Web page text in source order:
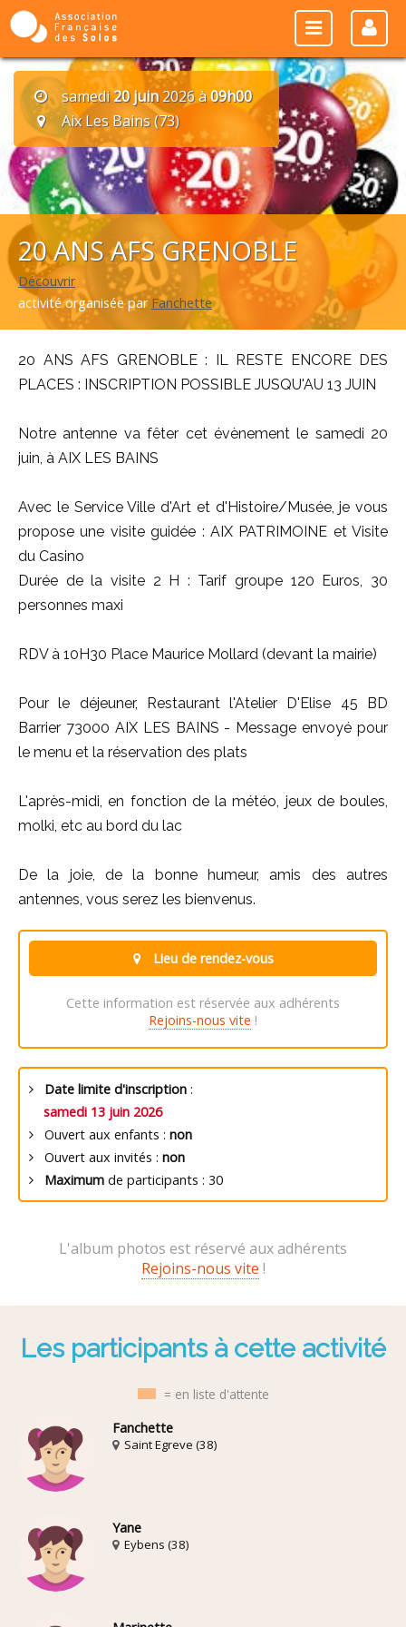
samedi20 juin2026 à09h00
Aix Les Bains (73)
20 ANS AFS GRENOBLE
Découvrir
activité organisée parFanchette
20 ANS AFS GRENOBLE : IL RESTE ENCORE DES
PLACES : INSCRIPTION POSSIBLE JUSQU'AU 13 JUIN
Notre antenne va fêter cet évènement le samedi 20
juin, à AIX LES BAINS
Avec le Service Ville d'Art et d'Histoire/Musée, je vous
propose une visite guidée : AIX PATRIMOINE et Visite
du Casino
Durée de la visite 2 H : Tarif groupe 120 Euros, 30
personnes maxi
RDV à 10H30 Place Maurice Mollard (devant la mairie)
Pour le déjeuner, Restaurant l'Atelier D'Elise 45 BD
Barrier 73000 AIX LES BAINS - Message envoyé pour
le menu et la réservation des plats
L'après-midi, en fonction de la météo, jeux de boules,
molki, etc au bord du lac
De la joie, de la bonne humeur, amis des autres
antennes, vous serez les bienvenus.
Lieu de rendez-vous
Cette information est réservée aux adhérents
Rejoins-nous vite !
Date limite d'inscription :
samedi 13 juin 2026
Ouvert aux enfants : non
Ouvert aux invités : non
Maximum de participants : 30
L'album photos est réservé aux adhérents
Rejoins-nous vite !
Les participants à cette activité
= en liste d'attente
Fanchette
Saint Egreve (38)
Yane
Eybens (38)